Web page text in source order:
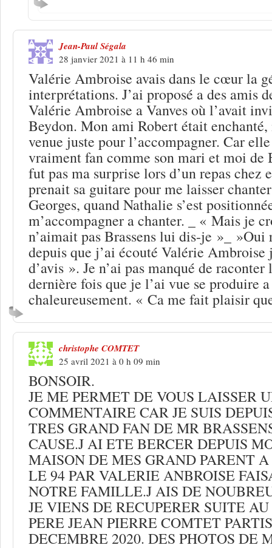
Jean-Paul Ségala
28 janvier 2021 à 11 h 46 min
Valérie Ambroise avais dans le cœur la
interprétations. J’ai proposé a des amis
Valérie Ambroise a Vanves où l’avait
Beydon. Mon ami Robert était enchanté,
venue juste pour l’accompagner. Car
vraiment fan comme son mari et moi de
fut pas ma surprise lors d’un repas chez
prenait sa guitare pour me laisser
Georges, quand Nathalie s’est
m’accompagner a chanter. _ « Mais je
n’aimait pas Brassens lui dis-je »_
depuis que j’ai écouté Valérie Ambroise
d’avis ». Je n’ai pas manqué de raconter
dernière fois que je l’ai vue se produire
chaleureusement. « Ca me fait plaisir
christophe COMTET
25 avril 2021 à 0 h 09 min
BONSOIR.
JE ME PERMET DE VOUS LAISSER
COMMENTAIRE CAR JE SUIS
TRES GRAND FAN DE MR
CAUSE.J AI ETE BERCER DEPUIS
MAISON DE MES GRAND PARENT
LE 94 PAR VALERIE ANBROISE
NOTRE FAMILLE.J AIS DE
JE VIENS DE RECUPERER SUITE
PERE JEAN PIERRE COMTET
DECEMBRE 2020. DES PHOTOS DE